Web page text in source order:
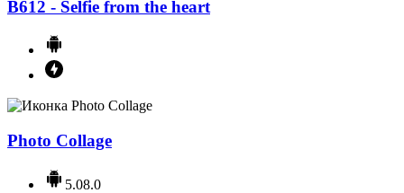
B612 - Selfie from the heart
Photo Collage
5.08.0